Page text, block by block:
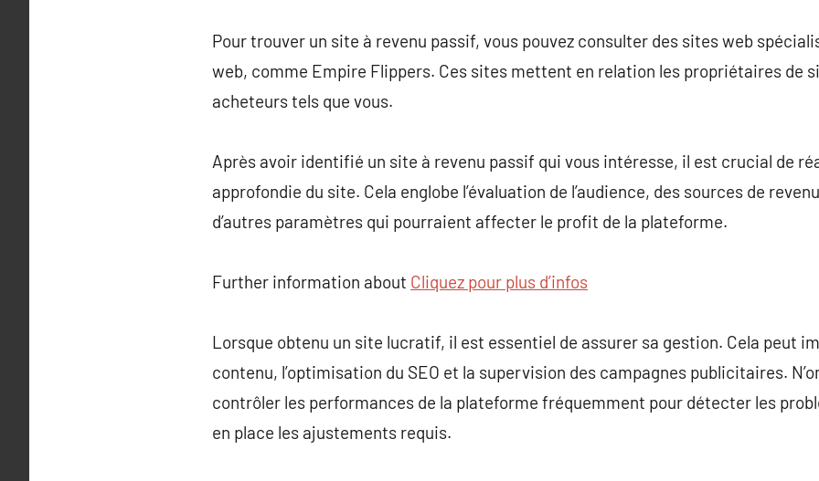
Pour trouver un site à revenu passif, vous pouvez consulter des sites web
web, comme Empire Flippers. Ces sites mettent en relation les propriétaires de
acheteurs tels que vous.
Après avoir identifié un site à revenu passif qui vous intéresse, il est crucial de
approfondie du site. Cela englobe l’évaluation de l’audience, des sources de
d’autres paramètres qui pourraient affecter le profit de la plateforme.
Further information about Cliquez pour plus d’infos
Lorsque obtenu un site lucratif, il est essentiel de assurer sa gestion. Cela peut
contenu, l’optimisation du SEO et la supervision des campagnes publicitaires.
contrôler les performances de la plateforme fréquemment pour détecter les
en place les ajustements requis.